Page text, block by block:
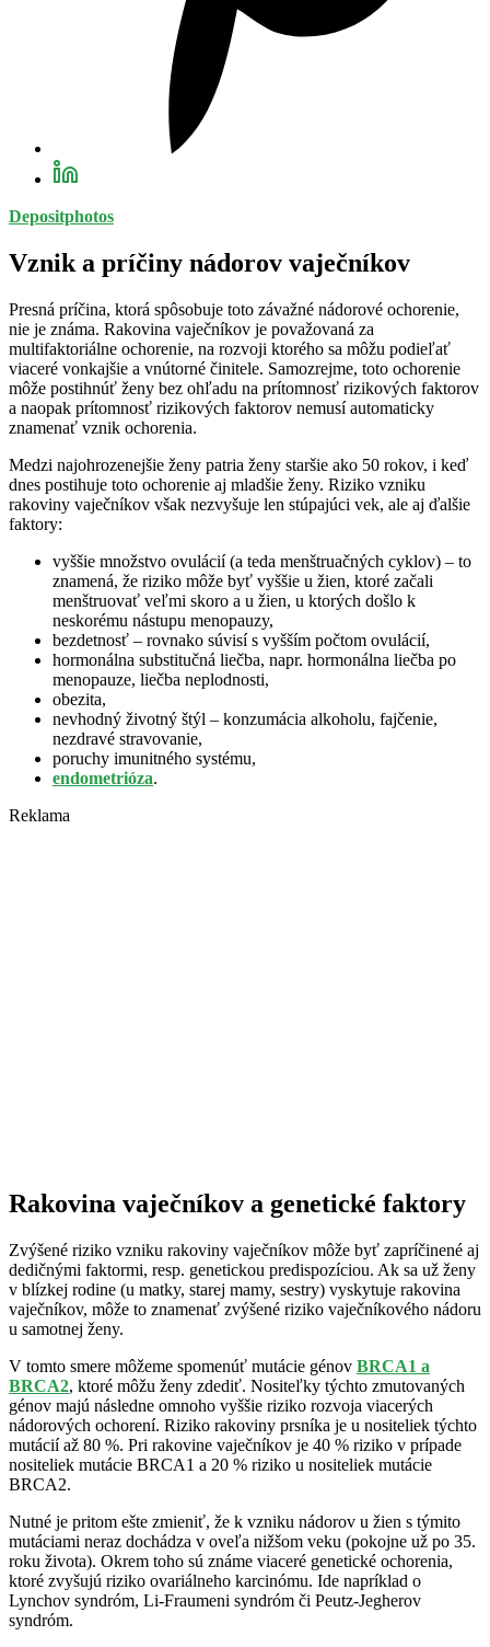
Depositphotos
Vznik a príčiny nádorov vaječníkov
Presná príčina, ktorá spôsobuje toto závažné nádorové ochorenie,
nie je známa. Rakovina vaječníkov je považovaná za
multifaktoriálne ochorenie, na rozvoji ktorého sa môžu podieľať
viaceré vonkajšie a vnútorné činitele. Samozrejme, toto ochorenie
môže postihnúť ženy bez ohľadu na prítomnosť rizikových faktorov
a naopak prítomnosť rizikových faktorov nemusí automaticky
znamenať vznik ochorenia.
Medzi najohrozenejšie ženy patria ženy staršie ako 50 rokov, i keď
dnes postihuje toto ochorenie aj mladšie ženy. Riziko vzniku
rakoviny vaječníkov však nezvyšuje len stúpajúci vek, ale aj ďalšie
faktory:
vyššie množstvo ovulácií (a teda menštruačných cyklov) – to
znamená, že riziko môže byť vyššie u žien, ktoré začali
menštruovať veľmi skoro a u žien, u ktorých došlo k
neskorému nástupu menopauzy,
bezdetnosť – rovnako súvisí s vyšším počtom ovulácií,
hormonálna substitučná liečba, napr. hormonálna liečba po
menopauze, liečba neplodnosti,
obezita,
nevhodný životný štýl – konzumácia alkoholu, fajčenie,
nezdravé stravovanie,
poruchy imunitného systému,
endometrióza.
Reklama
Rakovina vaječníkov a genetické faktory
Zvýšené riziko vzniku rakoviny vaječníkov môže byť zapríčinené aj
dedičnými faktormi, resp. genetickou predispozíciou. Ak sa už ženy
v blízkej rodine (u matky, starej mamy, sestry) vyskytuje rakovina
vaječníkov, môže to znamenať zvýšené riziko vaječníkového nádoru
u samotnej ženy.
V tomto smere môžeme spomenúť mutácie génov BRCA1 a
BRCA2, ktoré môžu ženy zdediť. Nositeľky týchto zmutovaných
génov majú následne omnoho vyššie riziko rozvoja viacerých
nádorových ochorení. Riziko rakoviny prsníka je u nositeliek týchto
mutácií až 80 %. Pri rakovine vaječníkov je 40 % riziko v prípade
nositeliek mutácie BRCA1 a 20 % riziko u nositeliek mutácie
BRCA2.
Nutné je pritom ešte zmieniť, že k vzniku nádorov u žien s týmito
mutáciami neraz dochádza v oveľa nižšom veku (pokojne už po 35.
roku života). Okrem toho sú známe viaceré genetické ochorenia,
ktoré zvyšujú riziko ovariálneho karcinómu. Ide napríklad o
Lynchov syndróm, Li-Fraumeni syndróm či Peutz-Jegherov
syndróm.